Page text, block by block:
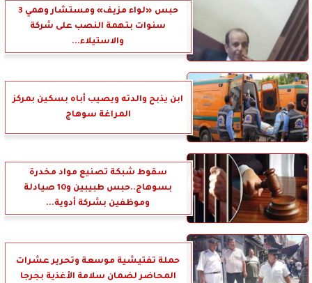
حبس «لواء مزيف» ومستشار وهمي 3
سنوات بتهمة النصب على شركة
والاستيلاء...
ابن يذبح والدته ويصيب أباه بسكين بمركز
المراغة سوهاج
سقوط شبكة تصنيع مواد مخدرة
بسوهاج..حبس طبيبين و10 صيادلة
وموظفين بشركة أدوية...
حملة تفتيشية موسعة وتحرير عشرات
المحاضر لضمان سلامة الأغذية بجرجا